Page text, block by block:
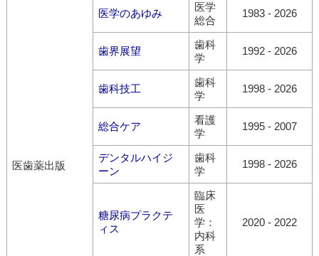
医歯薬出版
医学のあゆみ
医学
総合
1983- 2026
歯界展望
歯科
学
1992- 2026
歯科技工
歯科
学
1998- 2026
総合ケア
看護
学
1995- 2007
デンタルハイジ
ーン
歯科
学
1998- 2026
糖尿病プラクテ
ィス
臨床
医
学：
内科
系
2020- 2022